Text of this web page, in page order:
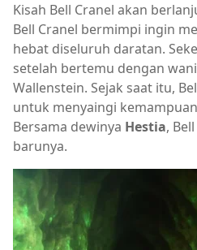
Kisah Bell Cranel akan
Bell Cranel bermimpi ingin
hebat diseluruh daratan.
setelah bertemu dengan
Wallenstein. Sejak saat itu,
untuk menyaingi kemampuan
Bersama dewinya Hestia,
barunya.